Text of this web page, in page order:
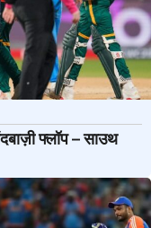
फ्लॉप – साउथ